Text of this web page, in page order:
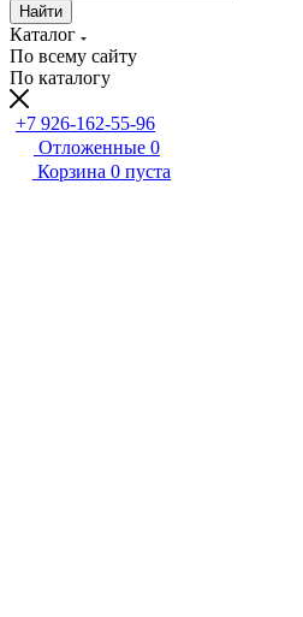
Найти
Каталог
По всему сайту
По каталогу
+7 926-162-55-96
Отложенные 0
Корзина 0 пуста